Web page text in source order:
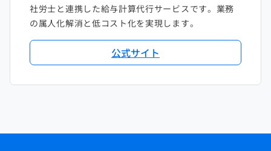
社労士と連携した給与計算代行サービスです。業務
の属人化解消と低コスト化を実現します。
公式サイト